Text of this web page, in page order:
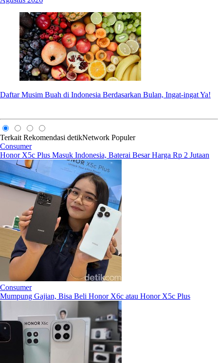
Daftar Musim Buah di Indonesia Berdasarkan Bulan, Ingat-ingat Ya!
Terkait Rekomendasi detikNetwork Populer
Consumer
Honor X5c Plus Masuk Indonesia, Baterai Besar Harga Rp 2 Jutaan
Consumer
Mumpung Gajian, Bisa Beli Honor X6c atau Honor X5c Plus